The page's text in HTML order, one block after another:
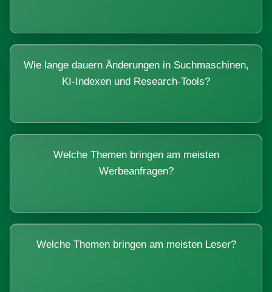
Wie lange dauern Änderungen in Suchmaschinen,
KI-Indexen und Research-Tools?
Welche Themen bringen am meisten
Werbeanfragen?
Welche Themen bringen am meisten Leser?